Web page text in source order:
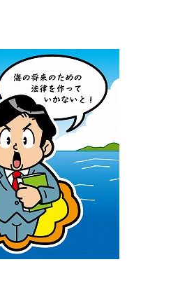
請求
大学院の資料請求
大学入学共通テスト「受験案
内」の請求
高等学校卒業程度認定試験